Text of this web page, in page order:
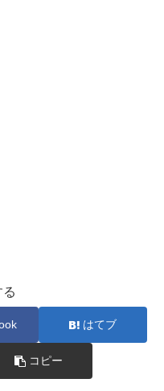
る
はてブ
コピー